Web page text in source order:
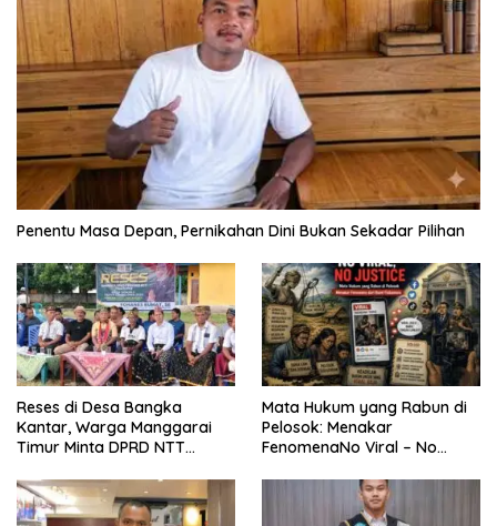
Penentu Masa Depan, Pernikahan Dini Bukan Sekadar Pilihan
Reses di Desa Bangka
Kantar, Warga Manggarai
Timur Minta DPRD NTT
Pergub Larangan Beli BBM
Bersubsidi Bagi Penunggak
Mata Hukum yang Rabun di
Pelosok: Menakar
FenomenaNo Viral – No